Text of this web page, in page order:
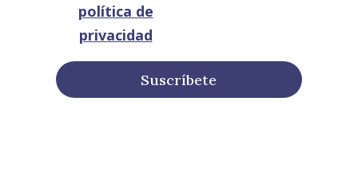
política de
privacidad
Suscríbete